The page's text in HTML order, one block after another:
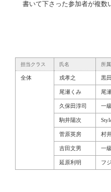
書いて下さった参加者が複数
担当クラス 氏名 所
全体 戎孝之 黒
尾瀬くみ 尾
久保田淳司 一
駒井陽次
菅原英房 村
吉田文男 一
延原利明 フ